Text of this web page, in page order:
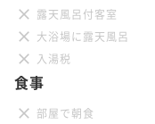
露天風呂付客室
大浴場に露天風呂
入湯税
食事
部屋で朝食